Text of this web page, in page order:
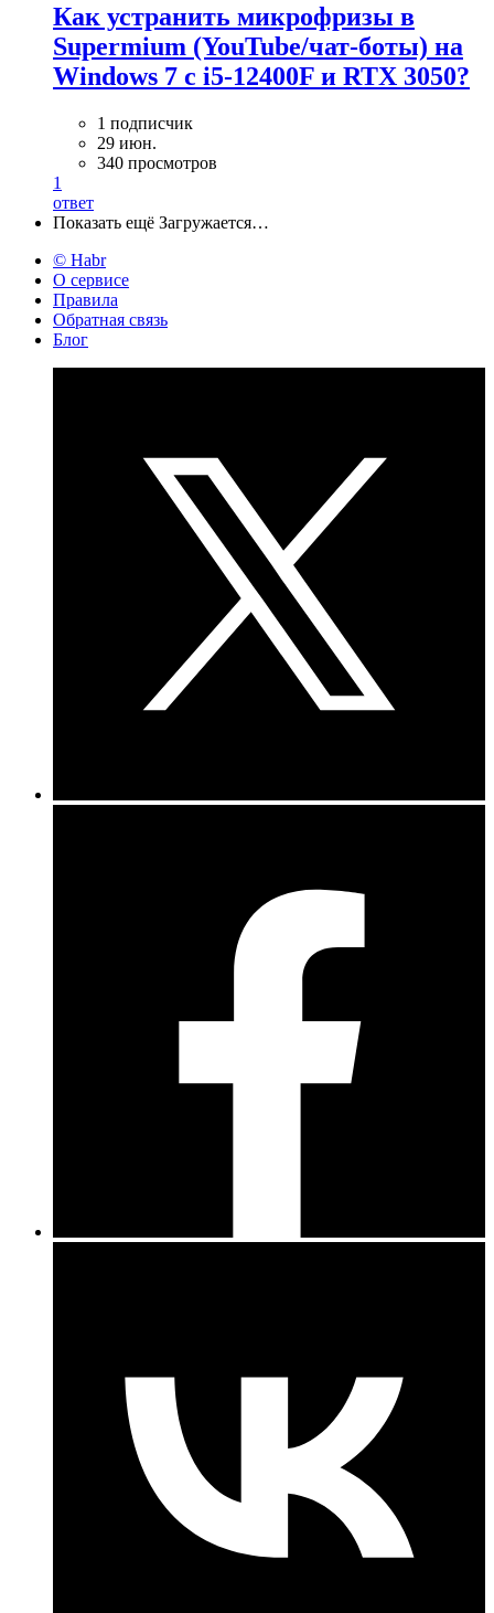
Как устранить микрофризы в
Supermium (YouTube/чат-боты) на
Windows 7 с i5-12400F и RTX 3050?
1 подписчик
29 июн.
340 просмотров
1
ответ
Показать ещё Загружается…
© Habr
О сервисе
Правила
Обратная связь
Блог